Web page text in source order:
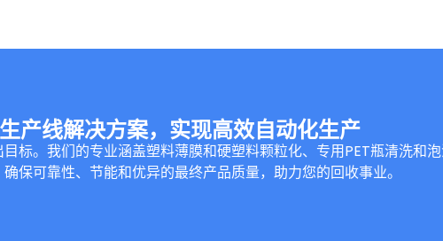
产线解决方案，实现高效自动化生产
标。我们的专业涵盖塑料薄膜和硬塑料颗粒化、专用PET瓶清洗和
保可靠性、节能和优异的最终产品质量，助力您的回收事业。